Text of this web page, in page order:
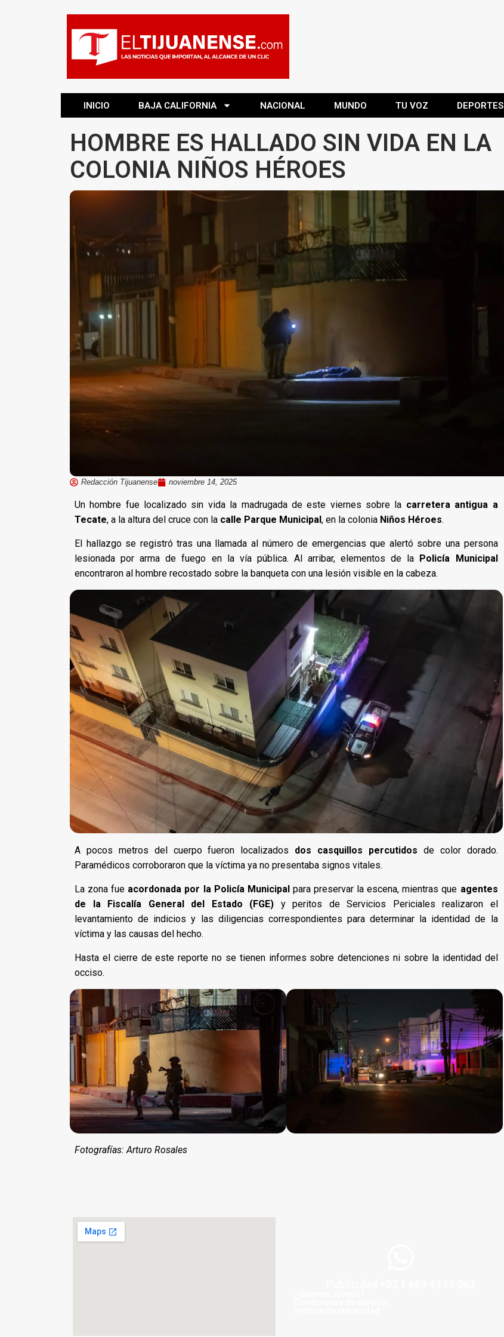
INICIO BAJA CALIFORNIA NACIONAL MUNDO TU VOZ DEPORTES
HOMBRE ES HALLADO SIN VIDA EN LA
COLONIA NIÑOS HÉROES
Redacción Tijuanense noviembre 14, 2025
Un hombre fue localizado sin vida la madrugada de este viernes sobre la carretera antigua a
Tecate, a la altura del cruce con la calle Parque Municipal, en la colonia Niños Héroes.
El hallazgo se registró tras una llamada al número de emergencias que alertó sobre una persona
lesionada por arma de fuego en la vía pública. Al arribar, elementos de la Policía Municipal
encontraron al hombre recostado sobre la banqueta con una lesión visible en la cabeza.
A pocos metros del cuerpo fueron localizados dos casquillos percutidos de color dorado.
Paramédicos corroboraron que la víctima ya no presentaba signos vitales.
La zona fue acordonada por la Policía Municipalpara preservar la escena, mientras que agentes
de la Fiscalía General del Estado (FGE) y peritos de Servicios Periciales realizaron el
levantamiento de indicios y las diligencias correspondientes para determinar la identidad de la
víctima y las causas del hecho.
Hasta el cierre de este reporte no se tienen informes sobre detenciones ni sobre la identidad del
occiso.
Fotografías: Arturo Rosales